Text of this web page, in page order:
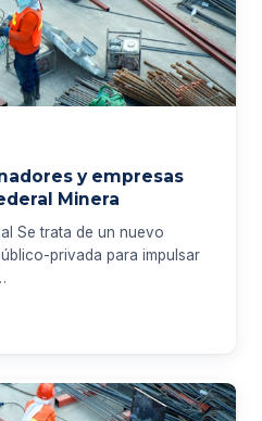
y empresas
Minera
Se trata de un nuevo
privada para impulsar